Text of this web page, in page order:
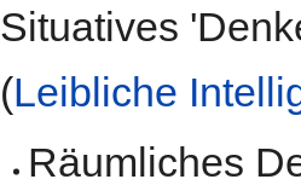
Situatives
(Leibliche
Räumliches